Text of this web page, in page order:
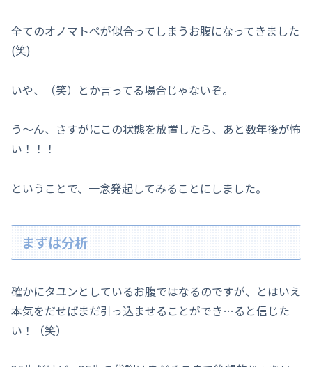
全てのオノマトペが似合ってしまうお腹になってきました
(笑)
いや、（笑）とか言ってる場合じゃないぞ。
う～ん、さすがにこの状態を放置したら、あと数年後が怖
い！！！
ということで、一念発起してみることにしました。
まずは分析
確かにタユンとしているお腹ではなるのですが、とはいえ
本気をだせばまだ引っ込ませることができ…ると信じた
い！（笑）